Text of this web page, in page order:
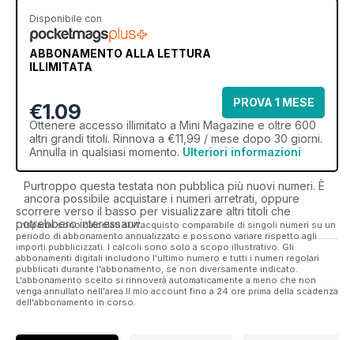
Disponibile con
ABBONAMENTO ALLA LETTURA
ILLIMITATA
€1.09
PROVA 1 MESE
Ottenere accesso illimitato a Mini Magazine e oltre 600
altri grandi titoli. Rinnova a €11,99 / mese dopo 30 giorni.
Annulla in qualsiasi momento. Ulteriori informazioni
Purtroppo questa testata non pubblica più nuovi numeri. È
ancora possibile acquistare i numeri arretrati, oppure
scorrere verso il basso per visualizzare altri titoli che
potrebbero interessarvi.
I risparmi sono calcolati sull'acquisto comparabile di singoli numeri su un
periodo di abbonamento annualizzato e possono variare rispetto agli
importi pubblicizzati. I calcoli sono solo a scopo illustrativo. Gli
abbonamenti digitali includono l'ultimo numero e tutti i numeri regolari
pubblicati durante l'abbonamento, se non diversamente indicato.
L'abbonamento scelto si rinnoverà automaticamente a meno che non
venga annullato nell'area Il mio account fino a 24 ore prima della scadenza
dell'abbonamento in corso.